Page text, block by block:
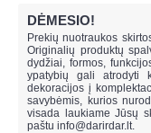
DĖMESIO!
Prekių nuotraukos
Originalių produktų
dydžiai, formos,
ypatybių gali atrodyti
dekoracijos į
savybėmis, kurios
visada laukiame Jūsų
paštu info@darirdar.lt.